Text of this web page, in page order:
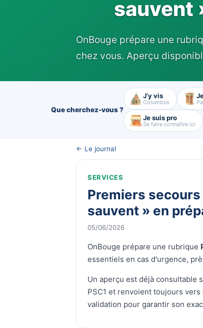
sauvent
OnBouge prépare une
chez vous. Aperçu
Que cherchez-vous ?
J’y vis
Columbus
Je suis pro
Se faire connaître ici
← Le journal
SERVICES
Premiers
sauvent » en
05/06/2026
OnBouge prépare une rubrique
essentiels en cas d'urgence,
Un aperçu est déjà consultable
PSC1 et renvoient toujours
validation pour garantir son